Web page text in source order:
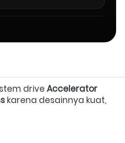
drive Accelerator
karena desainnya kuat,